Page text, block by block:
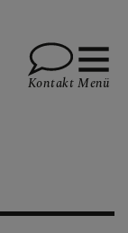
Kontakt Menü